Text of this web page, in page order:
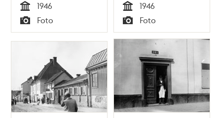
Tid
1946
Typ
Foto Tid
1946
Typ
Foto